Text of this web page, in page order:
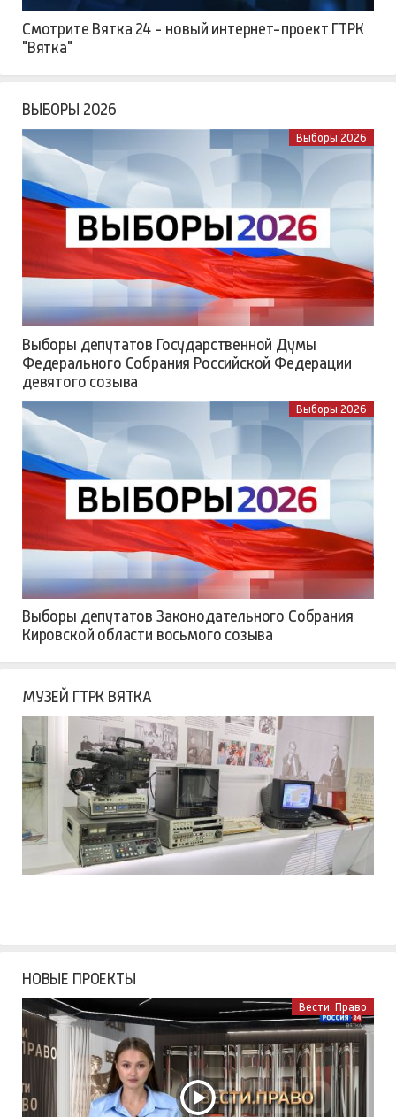
Смотрите Вятка 24 - новый интернет-проект ГТРК
"Вятка"
ВЫБОРЫ 2026
Выборы 2026
Выборы депутатов Государственной Думы
Федерального Собрания Российской Федерации
девятого созыва
Выборы 2026
Выборы депутатов Законодательного Собрания
Кировской области восьмого созыва
МУЗЕЙ ГТРК ВЯТКА
НОВЫЕ ПРОЕКТЫ
Вести. Право